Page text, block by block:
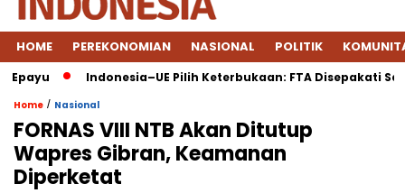
HOME PEREKONOMIAN NASIONAL POLITIK
Indonesia–UE Pilih Keterbukaan: FTA Disepakati Saat
Home / Nasional
FORNAS VIII NTB Akan Ditutup
Wapres Gibran, Keamanan
Diperketat